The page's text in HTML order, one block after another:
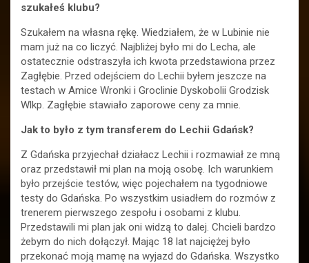
szukałeś klubu?
Szukałem na własna rękę. Wiedziałem, że w Lubinie nie
mam już na co liczyć. Najbliżej było mi do Lecha, ale
ostatecznie odstraszyła ich kwota przedstawiona przez
Zagłębie. Przed odejściem do Lechii byłem jeszcze na
testach w Amice Wronki i Groclinie Dyskobolii Grodzisk
Wlkp. Zagłębie stawiało zaporowe ceny za mnie.
Jak to było z tym transferem do Lechii Gdańsk?
Z Gdańska przyjechał działacz Lechii i rozmawiał ze mną
oraz przedstawił mi plan na moją osobę. Ich warunkiem
było przejście testów, więc pojechałem na tygodniowe
testy do Gdańska. Po wszystkim usiadłem do rozmów z
trenerem pierwszego zespołu i osobami z klubu.
Przedstawili mi plan jak oni widzą to dalej. Chcieli bardzo
żebym do nich dołączył. Mając 18 lat najciężej było
przekonać moją mamę na wyjazd do Gdańska. Wszystko